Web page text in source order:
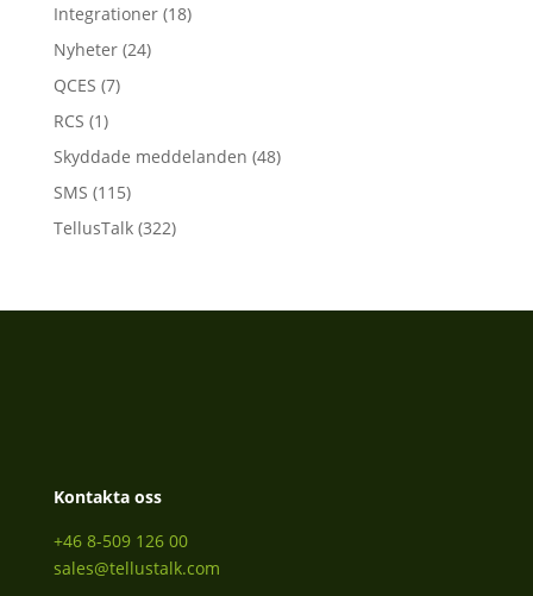
Integrationer(18)
Nyheter(24)
QCES (7)
RCS (1)
Skyddade meddelanden (48)
SMS (115)
TellusTalk(322)
Kontakta oss
+46 8-509 126 00
sales@tellustalk.com